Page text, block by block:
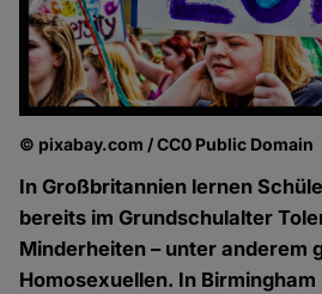
© pixabay.com / CC0 Public Domain
In Großbritannien lernen
bereits im Grundschulalter
Minderheiten – unter anderem
Homosexuellen. In